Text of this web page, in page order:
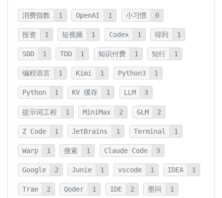
消费指数 1 OpenAI 1 小习惯 0
投资 1 短视频 1 Codex 1 得到 1
SDD 1 TDD 1 知识付费 1 知行 1
编程语言 1 Kimi 1 Python3 1
Python 1 KV 缓存 1 LLM 3
提示词工程 1 MiniMax 2 GLM 2
Z Code 1 JetBrains 1 Terminal 1
Warp 1 搜索 1 Claude Code 3
Google 2 Junie 1 vscode 1 IDEA 1
Trae 2 Qoder 1 IDE 2 墨问 1